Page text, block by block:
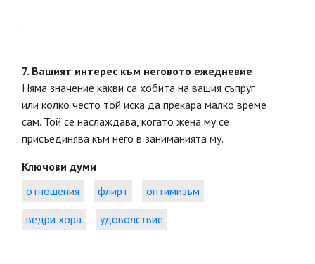
7. Вашият интерес към неговото ежедневие
Няма значение какви са хобита на вашия съпруг
или колко често той иска да прекара малко време
сам. Той се наслаждава, когато жена му се
присъединява към него в заниманията му.
Ключови думи
отношения
флирт
оптимизъм
ведри хора
удоволствие